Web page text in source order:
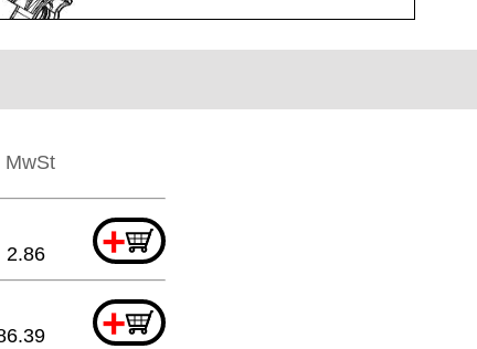
MwSt
+
2.86
+